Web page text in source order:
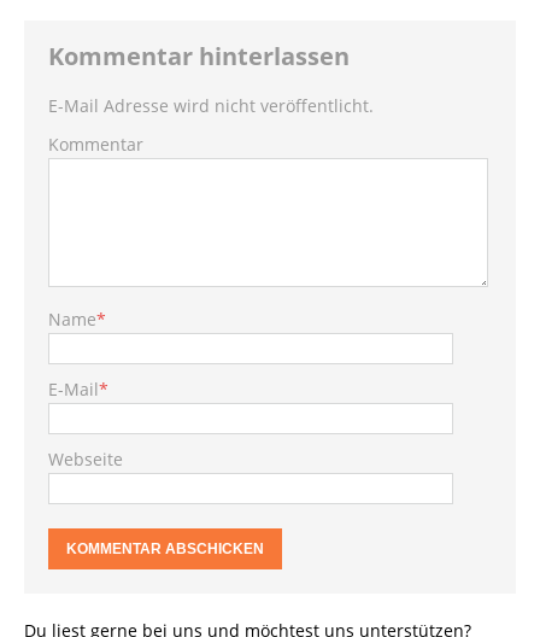
Kommentar hinterlassen
E-Mail Adresse wird nicht veröffentlicht.
Kommentar
Name*
E-Mail*
Webseite
Du liest gerne bei uns und möchtest uns unterstützen?